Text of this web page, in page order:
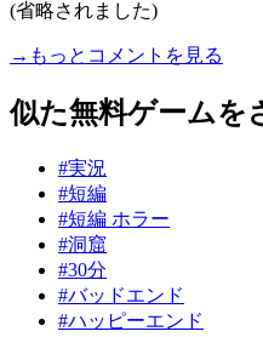
(省略されました)
→もっとコメントを見る
似た無料ゲームを
#実況
#短編
#短編 ホラー
#洞窟
#30分
#バッドエンド
#ハッピーエンド